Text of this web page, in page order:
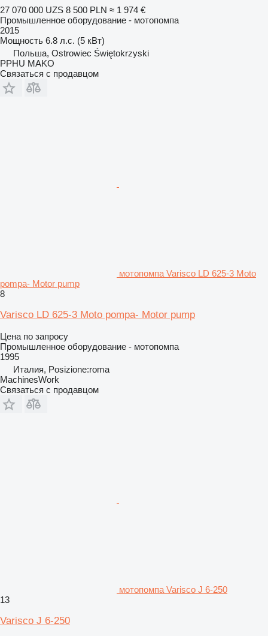
27 070 000 UZS 8 500 PLN ≈ 1 974 €
Промышленное оборудование - мотопомпа
2015
Мощность 6.8 л.с. (5 кВт)
Польша, Ostrowiec Świętokrzyski
PPHU MAKO
Связаться с продавцом
мотопомпа Varisco LD 625-3 Moto
pompa- Motor pump
8
Varisco LD 625-3 Moto pompa- Motor pump
Цена по запросу
Промышленное оборудование - мотопомпа
1995
Италия, Posizione:roma
MachinesWork
Связаться с продавцом
мотопомпа Varisco J 6-250
13
Varisco J 6-250